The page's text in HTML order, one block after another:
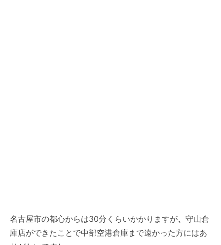
名古屋市の都心からは30分くらいかかりますが、 守山倉
庫店ができたことで中部空港倉庫まで遠かった方にはあ